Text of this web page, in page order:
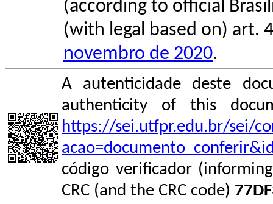
(according to official
(with legal based on) art.
novembro de 2020.
A autenticidade deste
authenticity of this
https://sei.utfpr.edu.br/sei/
código verificador
CRC (and the CRC code)